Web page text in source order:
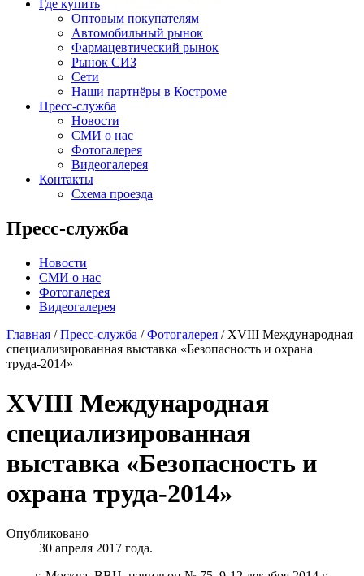
Где купить
Оптовым покупателям
Автомобильный рынок
Фармацевтический рынок
Рынок СИЗ
Сети
Наши партнёры в Костроме
Пресс-служба
Новости
СМИ о нас
Фотогалерея
Видеогалерея
Контакты
Схема проезда
Пресс-служба
Новости
СМИ о нас
Фотогалерея
Видеогалерея
Главная / Пресс-служба / Фотогалерея / XVIII Международная
специализированная выставка «Безопасность и охрана
труда-2014»
XVIII Международная
специализированная
выставка «Безопасность и
охрана труда-2014»
Опубликовано
30 апреля 2017 года.